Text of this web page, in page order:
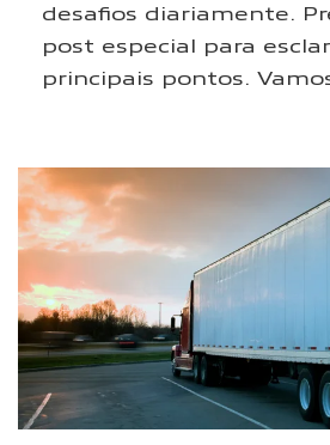
desafios diariamente.
post especial para
principais pontos.